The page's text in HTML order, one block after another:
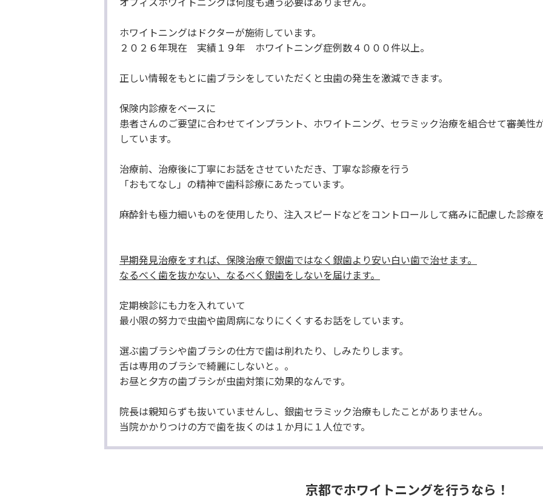
ホワイトニングはドクターが施術しています。
２０２６年現在 実績１９年 ホワイトニング症例数４０００件以上。
正しい情報をもとに歯ブラシをしていただくと虫歯の発生を激減できます。
保険内診療をベースに
患者さんのご要望に合わせてインプラント、ホワイトニング、セラミック治療を組合せて審美性
しています。
治療前、治療後に丁寧にお話をさせていただき、丁寧な診療を行う
「おもてなし」の精神で歯科診療にあたっています。
麻酔針も極力細いものを使用したり、注入スピードなどをコントロールして痛みに配慮した診療
早期発見治療をすれば、保険治療で銀歯ではなく銀歯より安い白い歯で治せます。
なるべく歯を抜かない、なるべく銀歯をしないを届けます。
定期検診にも力を入れていて
最小限の努力で虫歯や歯周病になりにくくするお話をしています。
選ぶ歯ブラシや歯ブラシの仕方で歯は削れたり、しみたりします。
舌は専用のブラシで綺麗にしないと。。
お昼と夕方の歯ブラシが虫歯対策に効果的なんです。
院長は親知らずも抜いていませんし、銀歯セラミック治療もしたことがありません。
当院かかりつけの方で歯を抜くのは１か月に１人位です。
京都でホワイトニングを行うなら！